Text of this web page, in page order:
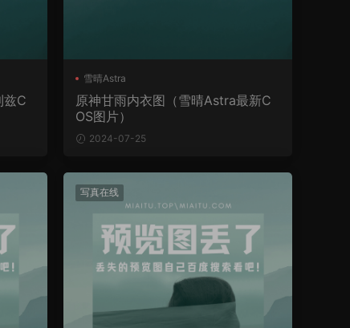
兹C
雪晴Astra
原神甘雨内衣图（雪晴Astra最新C
OS图片）
2024-07-25
写真在线